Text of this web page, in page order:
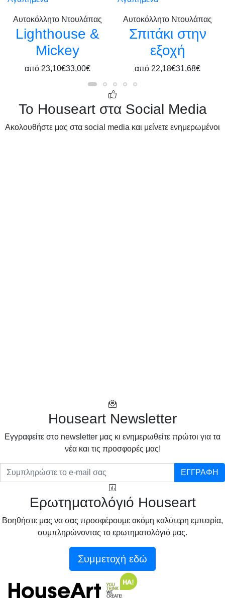
Αυτοκόλλητο Ντουλάπας
Lighthouse &
Mickey
από 23,10€33,00€
Αυτοκόλλητο Ντουλάπας
Σπιτάκι στην
εξοχή
από 22,18€31,68€
Το Houseart στα Social Media
Ακολουθήστε μας στα social media και μείνετε ενημερωμένοι
Houseart Newsletter
Eγγραφείτε στο newsletter μας κι ενημερωθείτε πρώτοι για τα
νέα και τις προσφορές μας!
ΕΓΓΡΑΦΗ
Ερωτηματολόγιό Houseart
Βοηθήστε μας να σας προσφέρουμε ακόμη καλύτερη εμπειρία,
συμπληρώνοντας το ερωτηματολόγιό μας.
Συμμετοχή εδώ